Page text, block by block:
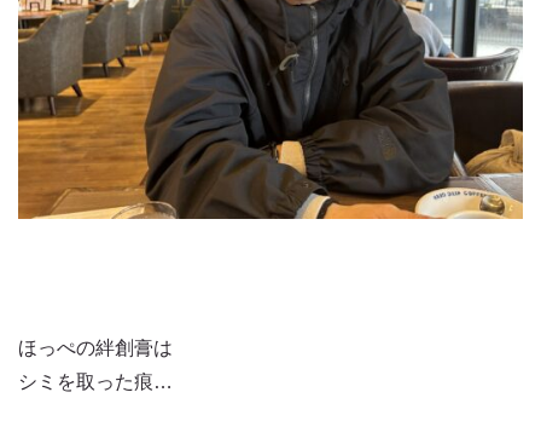
ほっぺの絆創膏は
シミを取った痕…